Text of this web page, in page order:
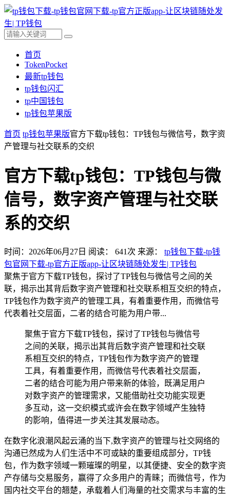
首页
TokenPocket
最新tp钱包
tp钱包闪汇
tp中国钱包
tp钱包苹果版
首页 tp钱包苹果版官方下载tp钱包：TP钱包与微信号，数字资
产管理与社交联系的交织
官方下载tp钱包：TP钱包与微
信号，数字资产管理与社交联
系的交织
时间：2026年06月27日 阅读： 641 次 来源： tp钱包下载-tp钱
包官网下载-tp官方正版app-让区块链随处发生| TP钱包
聚焦于官方下载TP钱包，探讨了TP钱包与微信号之间的关
联，揭示出其背后数字资产管理和社交联系相互交织的特点，
TP钱包作为数字资产的管理工具，有着重要作用，而微信号
代表着社交层面，二者的结合可能为用户带...
聚焦于官方下载TP钱包，探讨了TP钱包与微信号
之间的关联，揭示出其背后数字资产管理和社交联
系相互交织的特点，TP钱包作为数字资产的管理
工具，有着重要作用，而微信号代表着社交层面，
二者的结合可能为用户带来新的体验，既满足用户
对数字资产的管理需求，又能借助社交功能实现更
多互动，这一交织模式或许会在数字领域产生独特
的影响，值得进一步关注其发展动态。
在数字化浪潮风起云涌的当下,数字资产的管理与社交网络的
沟通已然成为人们生活中不可或缺的重要组成部分，TP钱
包，作为数字领域一颗璀璨的明星，以其便捷、安全的数字资
产存储与交易服务，赢得了众多用户的青睐；而微信号，作为
国内社交平台的翘楚，承载着人们海量的社交需求与丰富的生